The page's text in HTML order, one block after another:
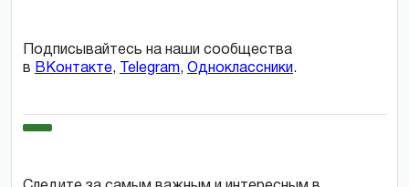
Подписывайтесь на наши сообщества
в ВКонтакте, Telegram, Одноклассники.